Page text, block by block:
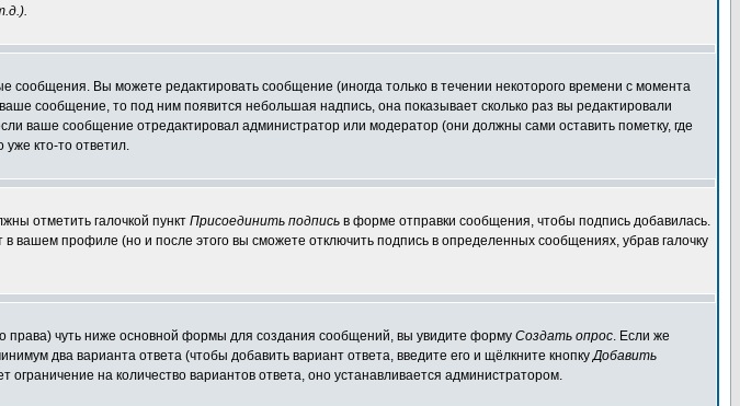
).
Вы можете редактировать сообщение (иногда только в течении некоторого времени с момента
сообщение, то под ним появится небольшая надпись, она показывает сколько раз вы редактировали
ваше сообщение отредактировал администратор или модератор (они должны сами оставить пометку, где
кто-то ответил.
отметить галочкой пункт Присоединить подпись в форме отправки сообщения, чтобы подпись добавилась.
профиле (но и после этого вы сможете отключить подпись в определенных сообщениях, убрав галочку
права) чуть ниже основной формы для создания сообщений, вы увидите форму Создать опрос. Если же
два варианта ответа (чтобы добавить вариант ответа, введите его и щёлкните кнопкуДобавить
на количество вариантов ответа, оно устанавливается администратором.